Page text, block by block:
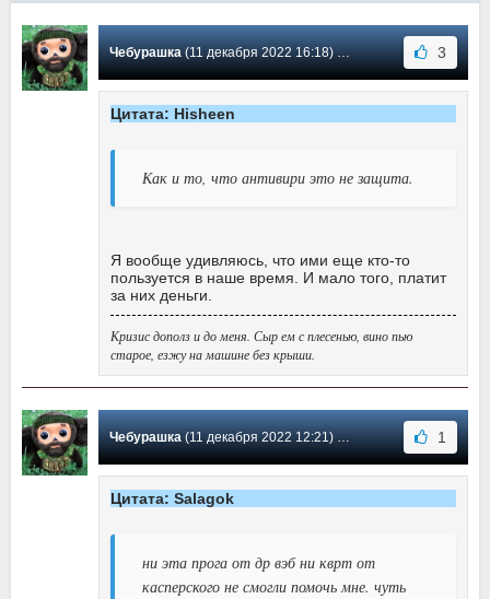
Чебурашка(11 декабря 2022 16:18) Сообщение #1817 3
Цитата: Hisheen
Как и то, что антивири это не защита.
Я вообще удивляюсь, что ими еще кто-то
пользуется в наше время. И мало того, платит
за них деньги.
Кризис дополз и до меня. Сыр ем с плесенью, вино пью
старое, езжу на машине без крыши.
Чебурашка(11 декабря 2022 12:21) Сообщение #1816 1
Цитата: Salagok
ни эта прога от др вэб ни кврт от
касперского не смогли помочь мне. чуть